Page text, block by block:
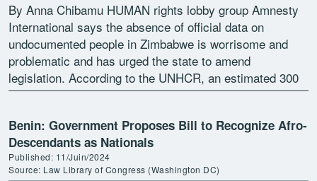
By Anna Chibamu HUMAN rights lobby group Amnesty
International says the absence of official data on
undocumented people in Zimbabwe is worrisome and
problematic and has urged the state to amend
legislation. According to the UNHCR, an estimated 300
000 […]
Benin: Government Proposes Bill to Recognize Afro-
Descendants as Nationals
Published: 11/Juin/2024
Source: Law Library of Congress (Washington DC)